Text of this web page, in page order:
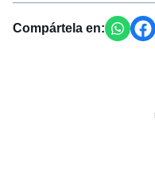
Compártela en: